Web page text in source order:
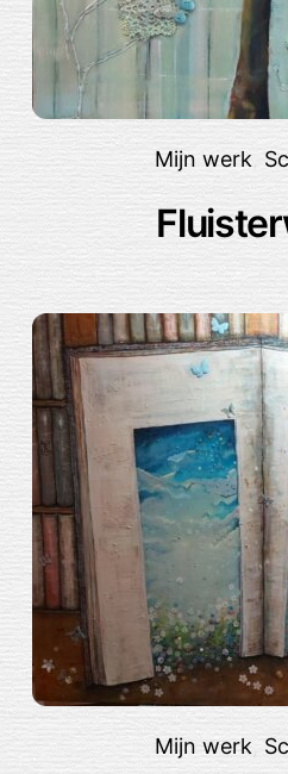
Mijn werk,
Mijn werk